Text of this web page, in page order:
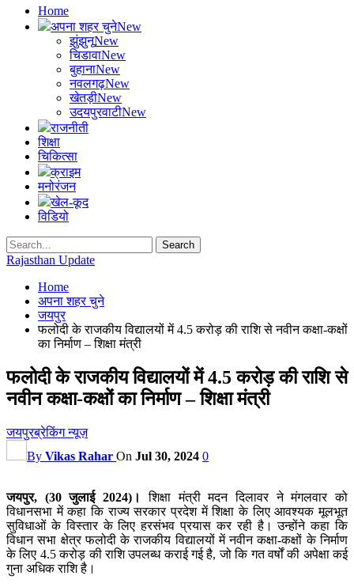
Home
अपना शहर चुनेNew
झुंझुनूNew
चिडावाNew
बुहानाNew
नवलगढ़New
खेतड़ीNew
उदयपुरवाटीNew
राजनीती
शिक्षा
चिकित्सा
क्राइम
मनोरंजन
खेल-कूद
विडियो
Rajasthan Update
Home
अपना शहर चुने
जयपुर
फलोदी के राजकीय विद्यालयों में 4.5 करोड़ की राशि से नवीन कक्षा-कक्षों
का निर्माण – शिक्षा मंत्री
फलोदी के राजकीय विद्यालयों में 4.5 करोड़ की राशि से
नवीन कक्षा-कक्षों का निर्माण – शिक्षा मंत्री
जयपुरब्रेकिंग न्यूज़
By Vikas Rahar On Jul 30, 2024 0
जयपुर, (30 जुलाई 2024)।
शिक्षा मंत्री मदन दिलावर ने मंगलवार को
विधानसभा में कहा कि राज्य सरकार प्रदेश में शिक्षा के लिए आवश्यक मूलभूत
सुविधाओं के विस्तार के लिए हरसंभव प्रयास कर रही है। उन्होंने कहा कि
विधान सभा क्षेत्र फलोदी के राजकीय विद्यालयों में नवीन कक्षा-कक्षों के निर्माण
के लिए 4.5 करोड़ की राशि उपलब्ध कराई गई है, जो कि गत वर्षों की अपेक्षा कई
गुना अधिक राशि है।